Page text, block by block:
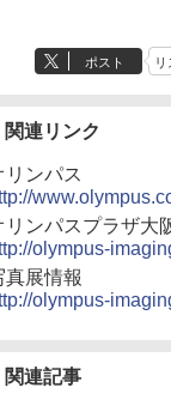
ポスト リ
関連リンク
リンパス
リンパスプラザ大
olympus-
真展情報
olympus-
関連記事